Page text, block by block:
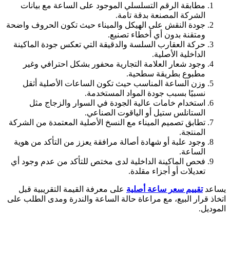
مطابقة الرقم التسلسلي الموجود على الساعة مع بيانات
الشركة المصنعة بدقة تامة.
جودة النقش على الهيكل والميناء حيث تكون الحروف واضحة
ومتقنة بدون أي أخطاء تصنيع.
حركة العقارب السلسة والدقيقة التي تعكس جودة الماكينة
الداخلية الأصلية.
وجود شعار العلامة التجارية محفور بشكل احترافي وغير
مطبوع بطريقة سطحية.
وزن الساعة المناسب حيث تكون الساعات الأصلية أثقل
نسبيًا بسبب جودة المواد المستخدمة.
استخدام خامات عالية الجودة في السوار والزجاج مثل
الستانلس ستيل أو الياقوت الصناعي.
تطابق تصميم الميناء مع النسخ الأصلية المعتمدة من الشركة
المنتجة.
وجود علبة أو شهادة أصالة مرافقة يعزز من التأكد من هوية
الساعة.
فحص الماكينة الداخلية لدى مختص للتأكد من عدم وجود أي
تعديلات أو أجزاء مقلدة.
يساعدتقييم سعر ساعة أصلية على معرفة القيمة التقريبية قبل
اتخاذ قرار البيع، مع مراعاة حالة الساعة والندرة ومدى الطلب على
الموديل.